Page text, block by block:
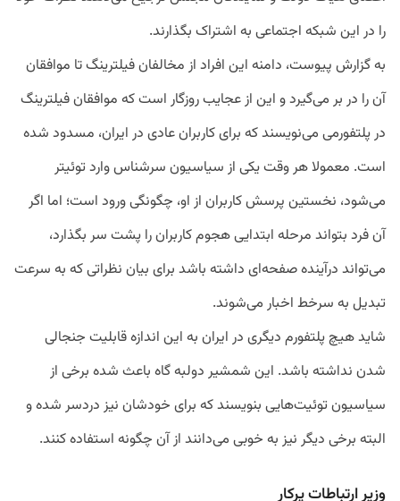
را در این شبکه اجتماعی به اشتراک بگذارند.
بهگزارش پیوست، دامنه این افراد از مخالفانفیلترینگتا موافقان
آنرا در بر میگیردو این ازعجایبروزگار استکه موافقانفیلترینگ
درپلتفورمی مینویسندکه برایکاربرانعادی در ایران، مسدود شده
است. معمولاهروقتیکی از سیاسیون سرشناسوارد توئیتر
میشود، نخستین پرسشکاربران از او، چگونگیورود است؛ اما اگر
آنفرد بتواند مرحله ابتداییهجومکاربرانرا پشت سر بگذارد،
میتواند درآیندهصفحهای داشته باشد برای بیان نظراتیکه به سرعت
تبدیل به سرخط اخبار میشوند.
شایدهیچپلتفورم دیگری در ایران به این اندازهقابلیت جنجالی
شدن نداشته باشد. این شمشیر دولبهگاه باعث شده برخی از
سیاسیون توئیتهایی بنویسندکه برای خودشان نیز دردسر شدهو
البته برخی دیگر نیز به خوبی میدانند ازآن چگونه استفادهکنند.
وزیرارتباطاتپرکار